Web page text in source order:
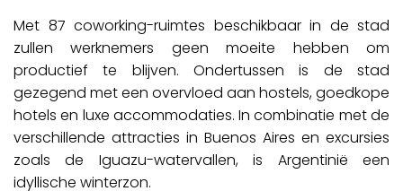
Met 87 coworking-ruimtes beschikbaar in de stad
zullen werknemers geen moeite hebben om
productief te blijven. Ondertussen is de stad
gezegend met een overvloed aan hostels, goedkope
hotels en luxe accommodaties. In combinatie met de
verschillende attracties in Buenos Aires en excursies
zoals de Iguazu-watervallen, is Argentinië een
idyllische winterzon.